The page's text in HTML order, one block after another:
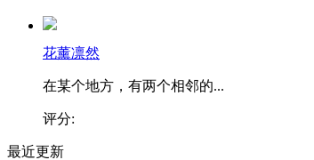
花薰凛然
在某个地方，有两个相邻的...
评分:
最近更新